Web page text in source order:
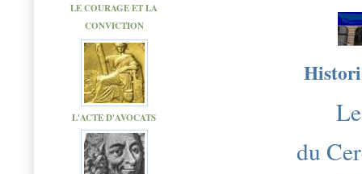
LE COURAGE ET LA
CONVICTION
L'ACTE D'AVOCATS
du